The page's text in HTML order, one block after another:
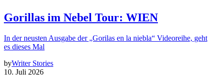
Gorillas im Nebel Tour: WIEN
In der neusten Ausgabe der „Gorilas en la niebla“ Videoreihe, geht
es dieses Mal
byWriter Stories
10. Juli 2026